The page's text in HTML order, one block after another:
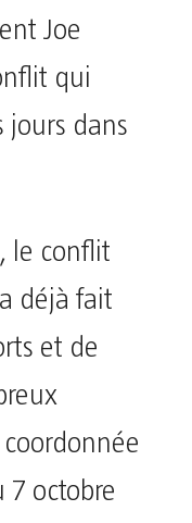
Joe
qui
jours dans
le conflit
déjà fait
et de
7 octobre